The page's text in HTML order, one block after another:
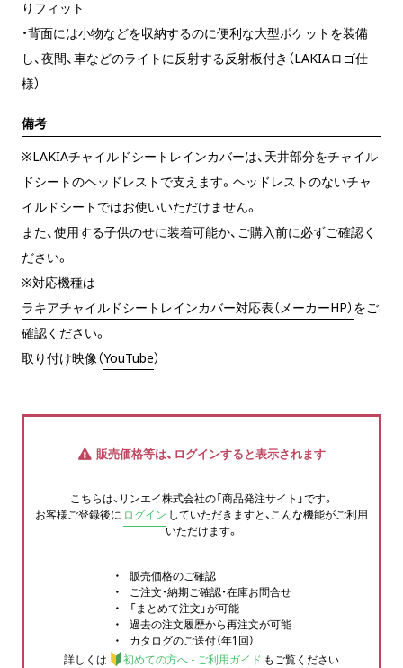
りフィット
・背面には小物などを収納するのに便利な大型ポケットを装備
し、夜間、車などのライトに反射する反射板付き（LAKIAロゴ仕
様）
備考
※LAKIAチャイルドシートレインカバーは、天井部分をチャイル
ドシートのヘッドレストで支えます。ヘッドレストのないチャ
イルドシートではお使いいただけません。
また、使用する子供のせに装着可能か、ご購入前に必ずご確認く
ださい。
※対応機種は
ラキアチャイルドシートレインカバー対応表（メーカーHP） をご
確認ください。
取り付け映像（YouTube）
販売価格等は、ログインすると表示されます
こちらは、リンエイ株式会社の「商品発注サイト」です。
お客様ご登録後に ログイン していただきますと、こんな機能がご利用
いただけます。
販売価格のご確認
ご注文・納期ご確認・在庫お問合せ
「まとめて注文」が可能
過去の注文履歴から再注文が可能
カタログのご送付（年1回）
詳しくは
初めての方へ - ご利用ガイド もご覧ください